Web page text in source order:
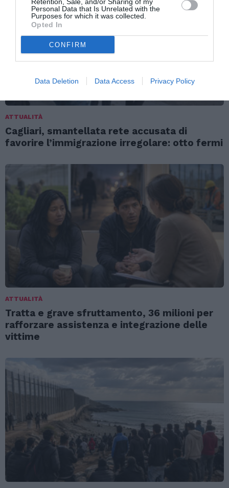
Personal Data that Is Unrelated with the
Purposes for which it was collected.
Opted In
CONFIRM
Data Deletion Data Access Privacy Policy
ATTUALITÀ
Cagliari, smantellata rete accusata di
favorire l’immigrazione irregolare: otto fermi
ATTUALITÀ
Tratta e grave sfruttamento, 36 milioni per
rafforzare assistenza e integrazione delle
vittime